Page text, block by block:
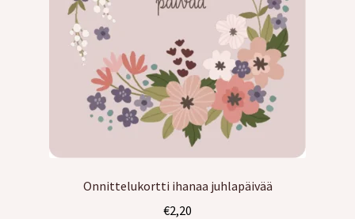
Onnittelukortti ihanaa juhlapäivää
€2,20